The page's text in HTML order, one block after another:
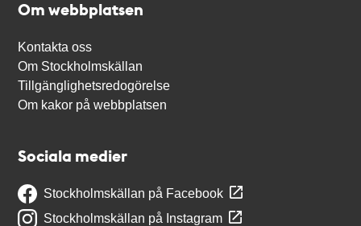
Om webbplatsen
Kontakta oss
Om Stockholmskällan
Tillgänglighetsredogörelse
Om kakor på webbplatsen
Sociala medier
Stockholmskällan på Facebook
Stockholmskällan på Instagram